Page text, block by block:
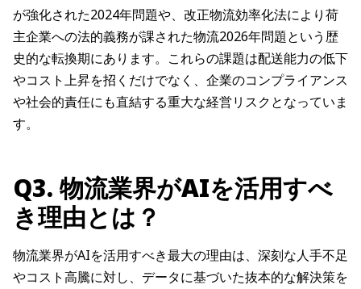
が強化された2024年問題や、改正物流効率化法により荷
主企業への法的義務が課された物流2026年問題という歴
史的な転換期にあります。これらの課題は配送能力の低下
やコスト上昇を招くだけでなく、企業のコンプライアンス
や社会的責任にも直結する重大な経営リスクとなっていま
す。
Q3. 物流業界がAIを活用すべ
き理由とは？
物流業界がAIを活用すべき最大の理由は、深刻な人手不足
やコスト高騰に対し、データに基づいた抜本的な解決策を